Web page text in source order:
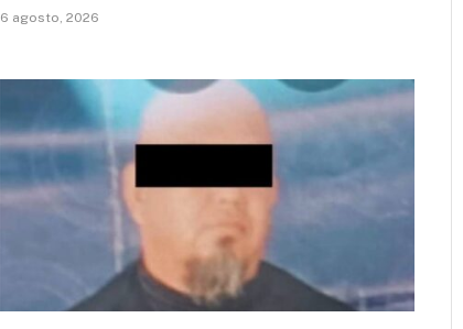
6 agosto, 2026